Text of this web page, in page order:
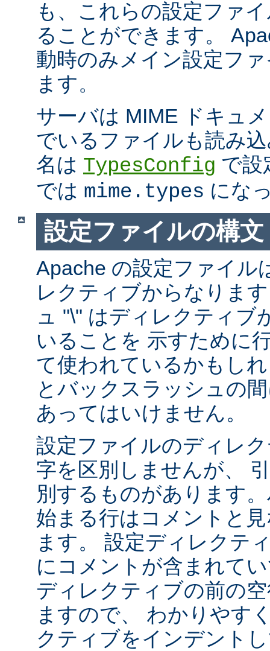
も、これらの設定ファ
ることができます。
動時のみメイン設定フ
ます。
サーバは MIME ドキュ
でいるファイルも読み
名は TypesConfig で設
では mime.types にな
設定ファイルの構文
Apache の設定ファイル
レクティブからなりま
ュ "\" はディレクティブ
いることを 示すために
て使われているかもし
とバックスラッシュの
あってはいけません。
設定ファイルのディレ
字を区別しませんが、
別するものがあります
始まる行はコメントと
ます。 設定ディレクテ
にコメントが含まれて
ディレクティブの前の
ますので、 わかりやす
クティブをインデント